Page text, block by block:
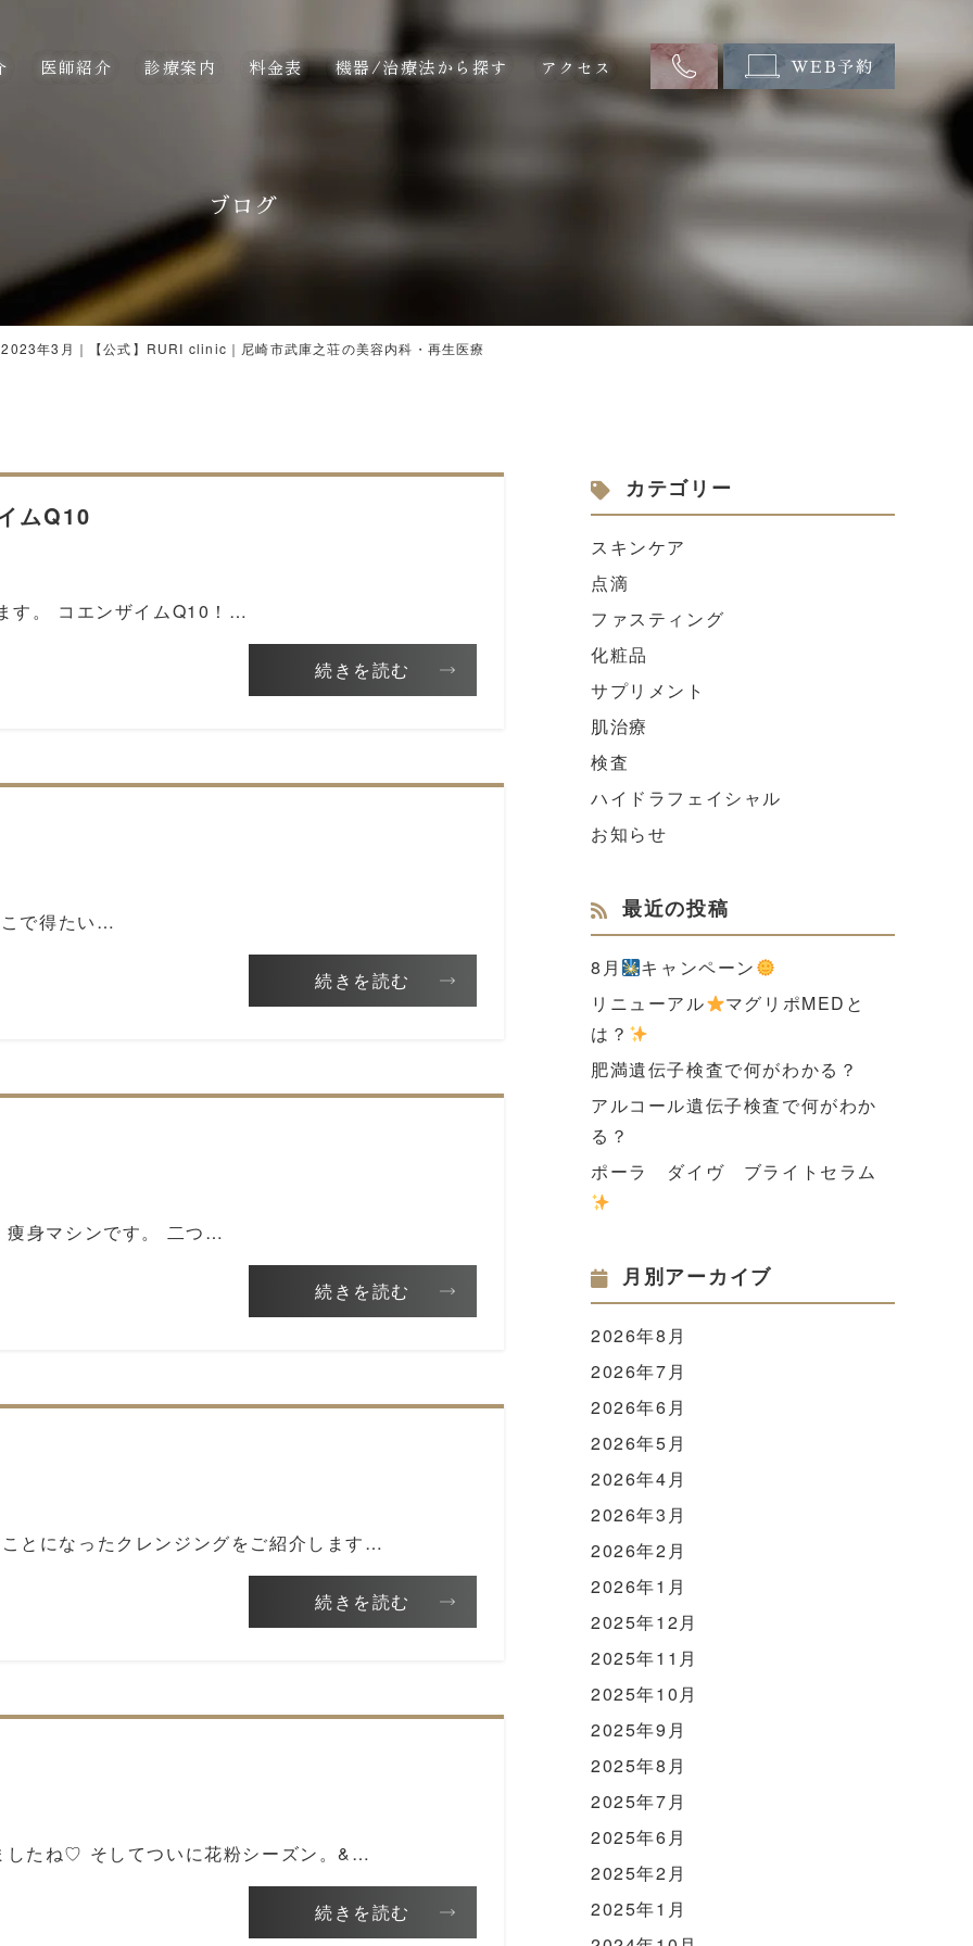
医師紹介 診療案内 料金表 機器/治療法から探す アクセス WEB予約
ブログ
2023年3月｜【公式】RURI clinic｜尼崎市武庫之荘の美容内科・再生医療
ムQ10
す。 コエンザイムQ10！…
続きを読む
で得たい…
続きを読む
身マシンです。 二つ…
続きを読む
とになったクレンジングをご紹介します…
続きを読む
したね♡ そしてついに花粉シーズン。&…
続きを読む
カテゴリー
スキンケア
点滴
ファスティング
化粧品
サプリメント
肌治療
検査
ハイドラフェイシャル
お知らせ
最近の投稿
8月
キャンペーン
リニューアル
マグリポMEDと
は？
肥満遺伝子検査で何がわかる？
アルコール遺伝子検査で何がわか
る？
ポーラ ダイヴ ブライトセラム
月別アーカイブ
2026年8月
2026年7月
2026年6月
2026年5月
2026年4月
2026年3月
2026年2月
2026年1月
2025年12月
2025年11月
2025年10月
2025年9月
2025年8月
2025年7月
2025年6月
2025年2月
2025年1月